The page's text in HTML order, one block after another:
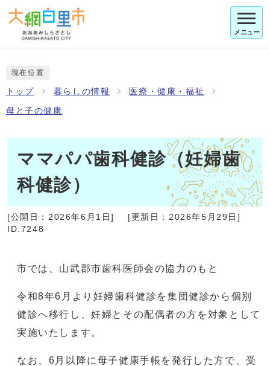
メニュー
現在位置
トップ 暮らしの情報 医療・健康・福祉
母と子の健康
ママパパ歯科健診（妊婦歯
科健診）
[公開日： 2026年6月1日] [更新日： 2026年5月29日]
ID:7248
市では、山武郡市歯科医師会の協力のもと
令和8年6月より妊婦歯科健診を集団健診から個別
健診へ移行し、妊婦とその配偶者の方を対象として
実施いたします。
なお、6月以降に母子健康手帳を発行した方で、受